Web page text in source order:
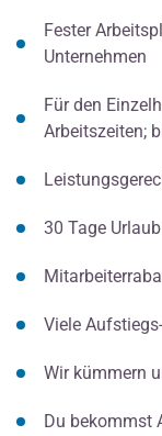
Fester
Unternehmen
Für den
Arbeitszeiten;
30 Tage Urlaub
Viele
Wir kümmern
Du bekommst